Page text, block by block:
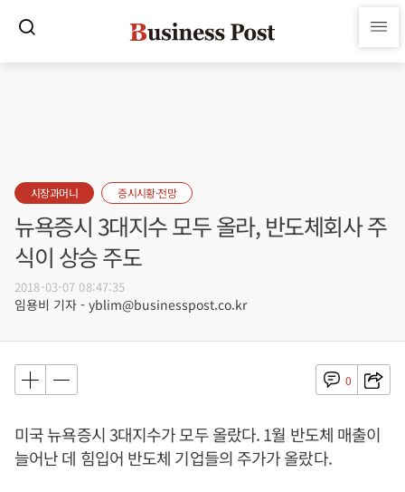
시장과머니 증시시황·전망
뉴욕증시 3대지수 모두 올라, 반도체회사 주
식이 상승 주도
2018-03-07 08:47:35
임용비 기자 - yblim@businesspost.co.kr
0
미국 뉴욕증시 3대지수가 모두 올랐다. 1월 반도체 매출이
늘어난 데 힘입어 반도체 기업들의 주가가 올랐다.